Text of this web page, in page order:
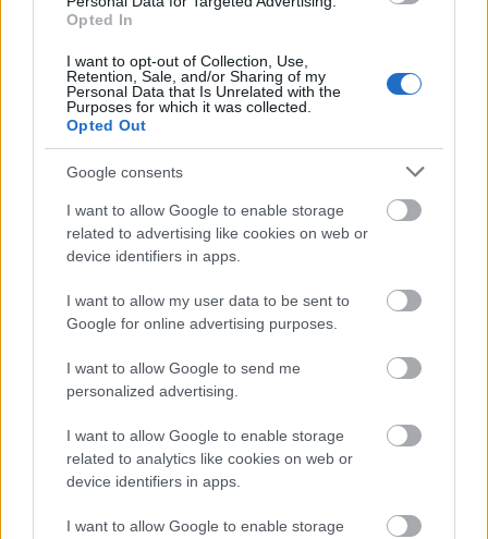
Opted In
I want to opt-out of Collection, Use,
Retention, Sale, and/or Sharing of my
Personal Data that Is Unrelated with the
Purposes for which it was collected.
Opted Out
Google consents
I want to allow Google to enable storage
related to advertising like cookies on web or
device identifiers in apps.
I want to allow my user data to be sent to
Google for online advertising purposes.
I want to allow Google to send me
personalized advertising.
I want to allow Google to enable storage
related to analytics like cookies on web or
device identifiers in apps.
I want to allow Google to enable storage
Egyetlen, fél évszázados vezetéken
múlt Bicske vízellátása
Épített öröksége megújításával is készül
Mohács a csata ötszázadik
évfordulójára
kötik össze Spanyolország és
Franciaország villamosenergia-
Még több zöld, még több virág és új
játszótér Debrecen egyik legfontosabb
terén